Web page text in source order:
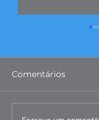
Comentários